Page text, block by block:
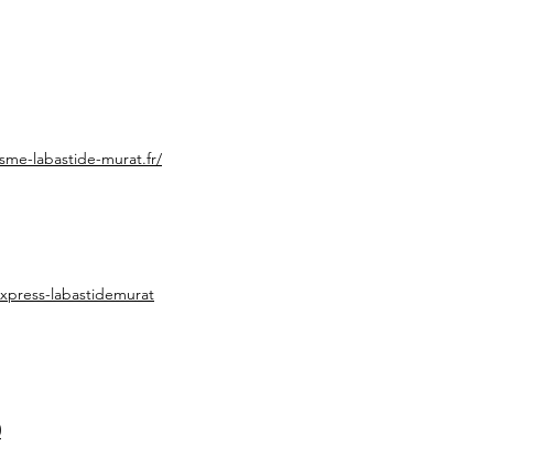
labastide-murat.fr/
labastidemurat